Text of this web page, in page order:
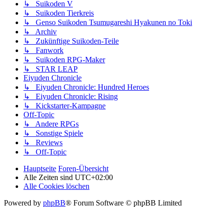
↳ Suikoden V
↳ Suikoden Tierkreis
↳ Genso Suikoden Tsumugareshi Hyakunen no Toki
↳ Archiv
↳ Zukünftige Suikoden-Teile
↳ Fanwork
↳ Suikoden RPG-Maker
↳ STAR LEAP
Eiyuden Chronicle
↳ Eiyuden Chronicle: Hundred Heroes
↳ Eiyuden Chronicle: Rising
↳ Kickstarter-Kampagne
Off-Topic
↳ Andere RPGs
↳ Sonstige Spiele
↳ Reviews
↳ Off-Topic
Hauptseite Foren-Übersicht
Alle Zeiten sind UTC+02:00
Alle Cookies löschen
Powered by phpBB® Forum Software © phpBB Limited